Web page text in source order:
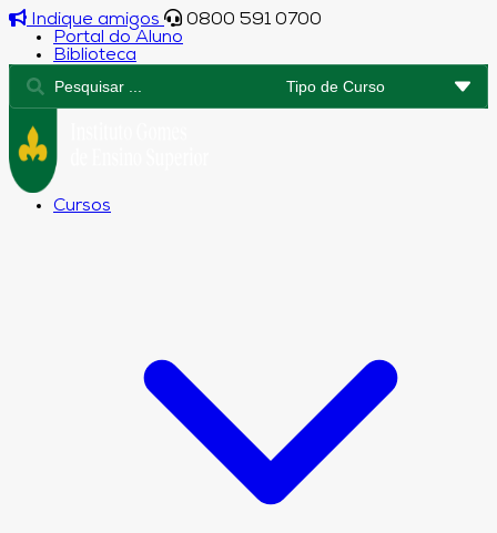
Indique amigos
0800 591 0700
Portal do Aluno
Biblioteca
Cursos